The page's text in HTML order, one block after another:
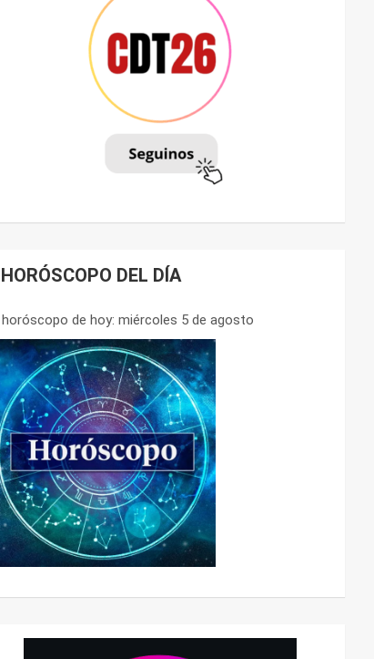
HORÓSCOPO DEL DÍA
horóscopo de hoy: miércoles 5 de agosto